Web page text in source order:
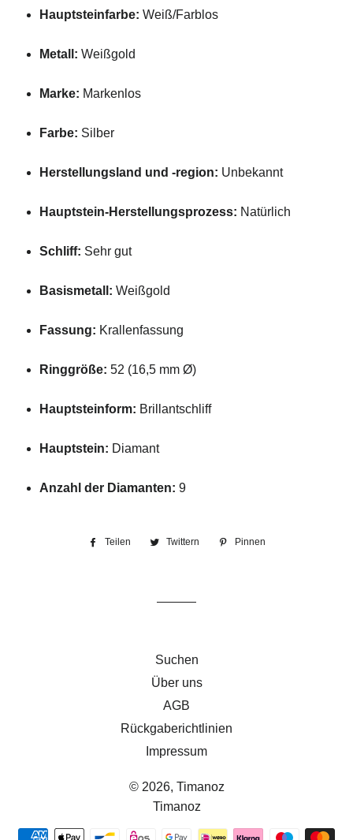
Hauptsteinfarbe: Weiß/Farblos
Metall: Weißgold
Marke: Markenlos
Farbe: Silber
Herstellungsland und -region: Unbekannt
Hauptstein-Herstellungsprozess: Natürlich
Schliff: Sehr gut
Basismetall: Weißgold
Fassung: Krallenfassung
Ringgröße: 52 (16,5 mm Ø)
Hauptsteinform: Brillantschliff
Hauptstein: Diamant
Anzahl der Diamanten: 9
Teilen
Auf
Twittern
Auf
Pinnen
Suchen
Über uns
AGB
Rückgaberichtlinien
Impressum
© 2026, Timanoz
Timanoz